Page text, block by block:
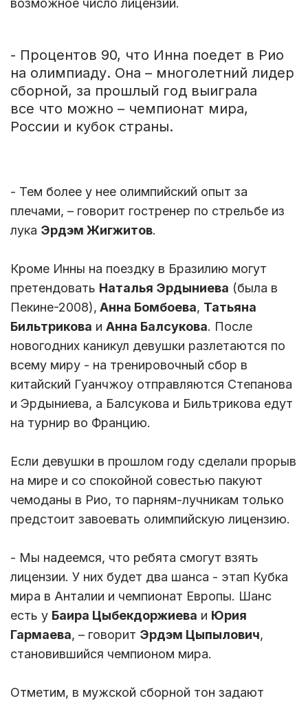
- Процентов 90, что Инна поедет в Рио
на олимпиаду. Она – многолетний лидер
сборной, за прошлый год выиграла
все что можно – чемпионат мира,
России и кубок страны.
- Тем более у нее олимпийский опыт за
плечами, – говорит гостренер по стрельбе из
лука Эрдэм Жигжитов.
Кроме Инны на поездку в Бразилию могут
претендовать Наталья Эрдыниева (была в
Пекине-2008), Анна Бомбоева, Татьяна
Бильтрикова и Анна Балсукова. После
новогодних каникул девушки разлетаются по
всему миру - на тренировочный сбор в
китайский Гуанчжоу отправляются Степанова
и Эрдыниева, а Балсукова и Бильтрикова едут
на турнир во Францию.
Если девушки в прошлом году сделали прорыв
на мире и со спокойной совестью пакуют
чемоданы в Рио, то парням-лучникам только
предстоит завоевать олимпийскую лицензию.
- Мы надеемся, что ребята смогут взять
лицензии. У них будет два шанса - этап Кубка
мира в Анталии и чемпионат Европы. Шанс
есть у Баира Цыбекдоржиева и Юрия
Гармаева, – говорит Эрдэм Цыпылович,
становившийся чемпионом мира.
Отметим, в мужской сборной тон задают